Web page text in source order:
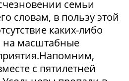
семьи
словам, в пользу этой
каких-либо
на масштабные
с пятилетней